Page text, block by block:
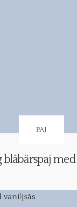
PAJ
blåbärspaj